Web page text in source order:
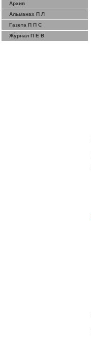
Архив
Альманах П Л
Газета П П С
Журнал П Е В